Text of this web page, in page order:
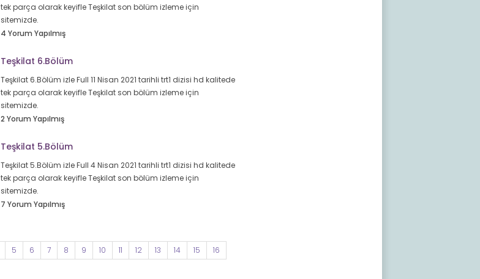
tek parça olarak keyifle Teşkilat son bölüm izleme için
sitemizde.
4 Yorum Yapılmış
Teşkilat 6.Bölüm
Teşkilat 6.Bölüm izle Full 11 Nisan 2021 tarihli trt1 dizisi hd kalitede
tek parça olarak keyifle Teşkilat son bölüm izleme için
sitemizde.
2 Yorum Yapılmış
Teşkilat 5.Bölüm
Teşkilat 5.Bölüm izle Full 4 Nisan 2021 tarihli trt1 dizisi hd kalitede
tek parça olarak keyifle Teşkilat son bölüm izleme için
sitemizde.
7 Yorum Yapılmış
5 6 7 8 9 10 11 12 13 14 15
16